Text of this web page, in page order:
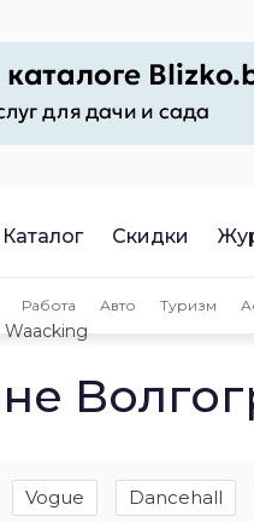
Каталог Скидки
Работа Авто Туризм
Waacking
Vogue Dancehall